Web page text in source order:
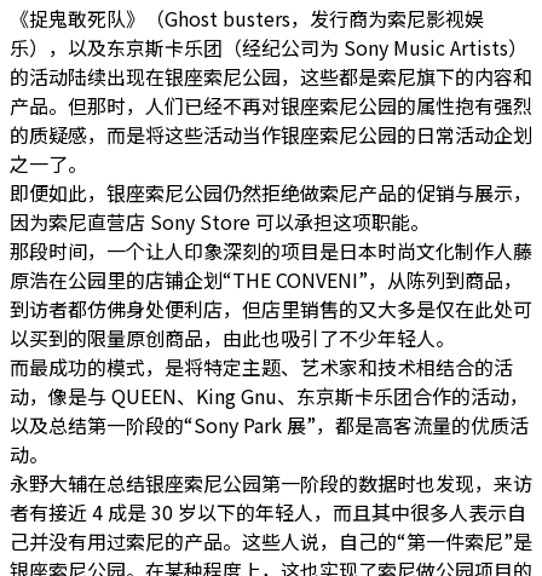
《捉鬼敢死队》（Ghost busters，发行商为索尼影视娱
乐），以及东京斯卡乐团（经纪公司为 Sony Music Artists）
的活动陆续出现在银座索尼公园，这些都是索尼旗下的内容和
产品。但那时，人们已经不再对银座索尼公园的属性抱有强烈
的质疑感，而是将这些活动当作银座索尼公园的日常活动企划
之一了。
即便如此，银座索尼公园仍然拒绝做索尼产品的促销与展示，
因为索尼直营店 Sony Store 可以承担这项职能。
那段时间，一个让人印象深刻的项目是日本时尚文化制作人藤
原浩在公园里的店铺企划“THE CONVENI”，从陈列到商品，
到访者都仿佛身处便利店，但店里销售的又大多是仅在此处可
以买到的限量原创商品，由此也吸引了不少年轻人。
而最成功的模式，是将特定主题、艺术家和技术相结合的活
动，像是与 QUEEN、King Gnu、东京斯卡乐团合作的活动，
以及总结第一阶段的“Sony Park 展”，都是高客流量的优质活
动。
永野大辅在总结银座索尼公园第一阶段的数据时也发现，来访
者有接近 4 成是 30 岁以下的年轻人，而且其中很多人表示自
己并没有用过索尼的产品。这些人说，自己的“第一件索尼”是
银座索尼公园。在某种程度上，这也实现了索尼做公园项目的